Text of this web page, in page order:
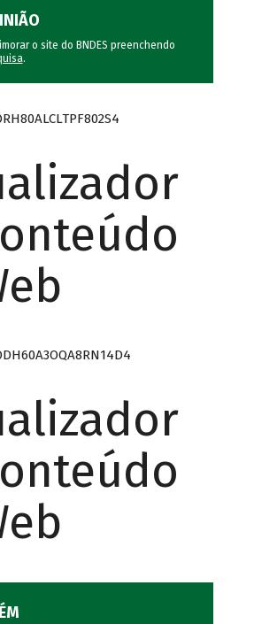
o site do BNDES preenchendo
.